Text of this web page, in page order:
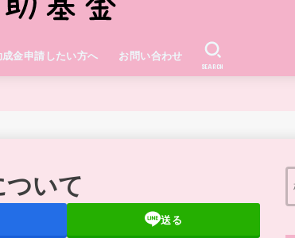
成金申請したい方へ お問い合わせ
SEARCH
いて
送る